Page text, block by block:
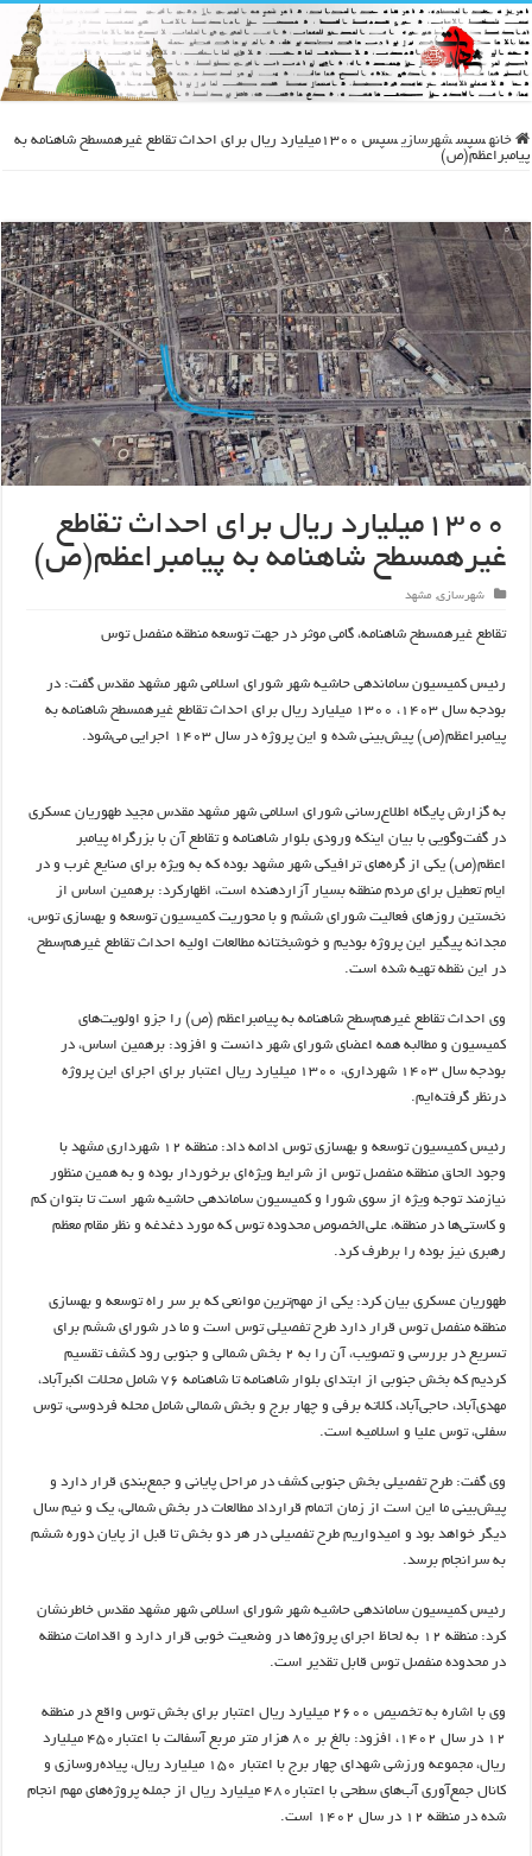
خانه سپس شهرسازی سپس
۱۳۰۰میلیارد ریال برای احداث تقاطع غیرهمسطح شاهنامه به
پیامبراعظم(ص)
۱۳۰۰میلیارد ریال برای احداث تقاطع
غیرهمسطح شاهنامه به پیامبراعظم(ص)
شهرسازی, مشهد
تقاطع غیرهمسطح شاهنامه، گامی موثر در جهت توسعه منطقه منفصل توس
رئیس کمیسیون ساماندهی حاشیه شهر شورای اسلامی شهر مشهد مقدس گفت: در
بودجه سال ۱۴۰۳، ۱۳۰۰ میلیارد ریال برای احداث تقاطع غیرهمسطح شاهنامه به
پیامبراعظم(ص) پیش‌بینی شده و این پروژه در سال ۱۴۰۳ اجرایی می‌شود.
به گزارش پایگاه اطلاع‌رسانی شورای اسلامی شهر مشهد مقدس مجید طهوریان عسکری
در گفت‌و‌گویی با بیان اینکه ورودی بلوار شاهنامه و تقاطع آن با بزرگراه پیامبر
اعظم(ص) یکی از گره‌های ترافیکی شهر مشهد بوده که به ویژه برای صنایع غرب و در
ایام تعطیل برای مردم منطقه بسیار آزاردهنده است، اظهارکرد: برهمین اساس از
نخستین روزهای فعالیت شورای ششم و با محوریت کمیسیون توسعه و بهسازی توس،
مجدانه پیگیر این پروژه بودیم و خوشبختانه مطالعات اولیه احداث تقاطع غیرهم‌سطح
در این نقطه تهیه شده است.
وی احداث تقاطع غیرهم‌سطح شاهنامه به پیامبراعظم (ص) را جزو اولویت‌های
کمیسیون و مطالبه همه اعضای شورای شهر دانست و افزود: برهمین اساس، در
بودجه سال ۱۴۰۳ شهرداری، ۱۳۰۰ میلیارد ریال اعتبار برای اجرای این پروژه
درنظر گرفته‌ایم.
رئیس کمیسیون توسعه و بهسازی توس ادامه داد: منطقه ۱۲ شهرداری مشهد با
وجود الحاق منطقه منفصل توس از شرایط ویژه‌ای برخوردار بوده و به همین منظور
نیازمند توجه ویژه از سوی شورا و کمیسیون ساماندهی حاشیه شهر است تا بتوان کم
و کاستی‌ها در منطقه، علی‌الخصوص محدوده توس که مورد دغدغه و نظر مقام معظم
رهبری نیز بوده را برطرف کرد.
طهوریان عسکری بیان کرد: یکی از مهم‌ترین موانعی که بر سر راه توسعه و بهسازی
منطقه منفصل توس قرار دارد طرح تفصیلی توس است و ما در شورای ششم برای
تسریع در بررسی و تصویب، آن را به ۲ بخش شمالی و جنوبی رود کشف تقسیم
کردیم که بخش جنوبی از ابتدای بلوار شاهنامه تا شاهنامه ۷۶ شامل محلات اکبرآباد،
مهدی‌آباد، حاجی‌آباد، کلاته برفی و چهار برج و بخش شمالی شامل محله فردوسی، توس
سفلی، توس علیا و اسلامیه است.
وی گفت: طرح تفصیلی بخش جنوبی کشف‌ در مراحل پایانی و جمع‌‌بندی قرار دارد و
پیش‌بینی ما این است از زمان اتمام قرارداد مطالعات در بخش شمالی، یک و نیم سال
دیگر خواهد بود و امیدواریم طرح تفصیلی در هر دو بخش تا قبل از پایان دوره ششم
به سرانجام برسد.
رئیس کمیسیون ساماندهی حاشیه شهر شورای اسلامی شهر مشهد مقدس خاطرنشان
کرد: منطقه ۱۲ به لحاظ اجرای پروژه‌ها در وضعیت خوبی قرار دارد و اقدامات منطقه
در محدوده منفصل توس قابل تقدیر است.
وی با اشاره به تخصیص ۲۶۰۰ میلیارد ریال اعتبار برای بخش توس واقع در منطقه
۱۲ در سال ۱۴۰۲، افزود: بالغ بر ۸۰ هزار متر مربع آسفالت با اعتبار۴۵۰ میلیارد
ریال، مجموعه ورزشی شهدای چهار برج با اعتبار ۱۵۰ میلیارد ریال، پیاده‌روسازی و
کانال جمع‌آوری آب‌های سطحی با اعتبار۴۸۰ میلیارد ریال از جمله پروژه‌های مهم انجام
شده در منطقه ۱۲ در سال ۱۴۰۲ است.